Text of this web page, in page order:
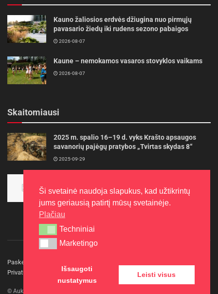
Kauno žaliosios erdvės džiugina nuo pirmųjų
pavasario žiedų iki rudens sezono pabaigos
2026-08-07
Kaune – nemokamos vasaros stovyklos vaikams
2026-08-07
Skaitomiausi
2025 m. spalio 16–19 d. vyks Krašto apsaugos
savanorių pajėgų pratybos „Tvirtas skydas 8“
2025-09-29
aukso
2015-10-30
Paskelbkite naujieną
Privatumo politika
Kontaktai
© Aukštaitijos gidas
Ši svetainė naudoja slapukus, kad užtikrintų
jums geriausią patirtį mūsų svetainėje.
Plačiau
Techniniai
Techniniai
Marketingo
Marketingo
Išsaugoti
nustatymus
Leisti visus